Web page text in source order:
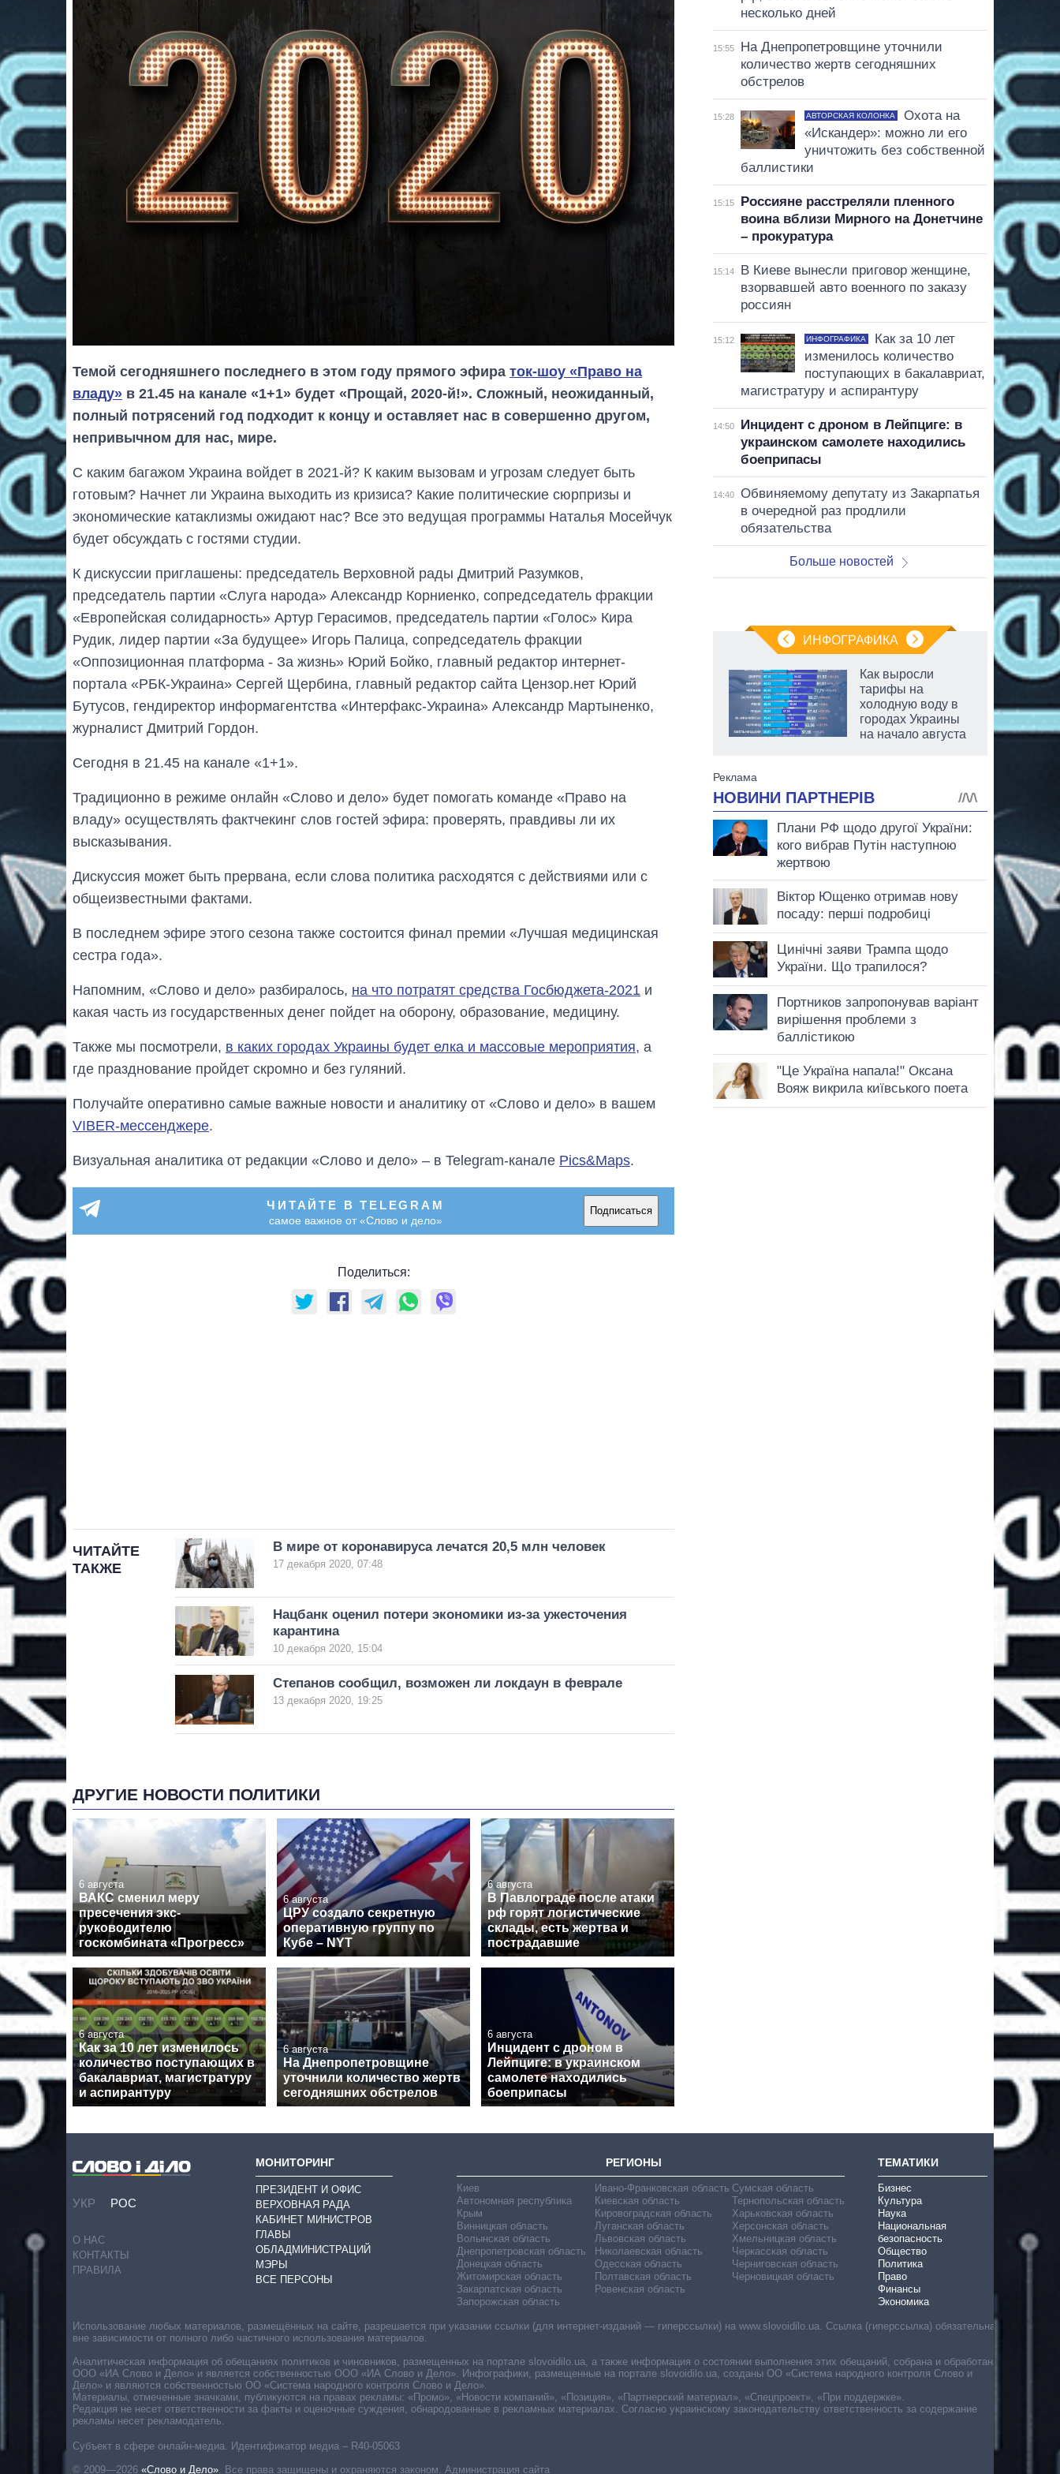
Темой сегодняшнего последнего в этом году прямого эфира ток-шоу «Право на
владу» в 21.45 на канале «1+1» будет «Прощай, 2020-й!». Сложный, неожиданный,
полный потрясений год подходит к концу и оставляет нас в совершенно другом,
непривычном для нас, мире.
С каким багажом Украина войдет в 2021-й? К каким вызовам и угрозам следует быть
готовым? Начнет ли Украина выходить из кризиса? Какие политические сюрпризы и
экономические катаклизмы ожидают нас? Все это ведущая программы Наталья Мосейчук
будет обсуждать с гостями студии.
К дискуссии приглашены: председатель Верховной рады Дмитрий Разумков,
председатель партии «Слуга народа» Александр Корниенко, сопредседатель фракции
«Европейская солидарность» Артур Герасимов, председатель партии «Голос» Кира
Рудик, лидер партии «За будущее» Игорь Палица, сопредседатель фракции
«Оппозиционная платформа - За жизнь» Юрий Бойко, главный редактор интернет-
портала «РБК-Украина» Сергей Щербина, главный редактор сайта Цензор.нет Юрий
Бутусов, гендиректор информагентства «Интерфакс-Украина» Александр Мартыненко,
журналист Дмитрий Гордон.
Сегодня в 21.45 на канале «1+1».
Традиционно в режиме онлайн «Слово и дело» будет помогать команде «Право на
владу» осуществлять фактчекинг слов гостей эфира: проверять, правдивы ли их
высказывания.
Дискуссия может быть прервана, если слова политика расходятся с действиями или с
общеизвестными фактами.
В последнем эфире этого сезона также состоится финал премии «Лучшая медицинская
сестра года».
Напомним, «Слово и дело» разбиралось, на что потратят средства Госбюджета-2021 и
какая часть из государственных денег пойдет на оборону, образование, медицину.
Также мы посмотрели, в каких городах Украины будет елка и массовые мероприятия, а
где празднование пройдет скромно и без гуляний.
Получайте оперативно самые важные новости и аналитику от «Слово и дело» в вашем
VIBER-мессенджере.
Визуальная аналитика от редакции «Слово и дело» – в Telegram-канале Pics&Maps.
ЧИТАЙТЕ В TELEGRAM
самое важное от «Слово и дело»
Подписаться
Поделиться:
ЧИТАЙТЕ
ТАКЖЕ
В мире от коронавируса лечатся 20,5 млн человек
17 декабря 2020, 07:48
Нацбанк оценил потери экономики из-за ужесточения
карантина
10 декабря 2020, 15:04
Степанов сообщил, возможен ли локдаун в феврале
13 декабря 2020, 19:25
ДРУГИЕ НОВОСТИ ПОЛИТИКИ
6 августа
ВАКС сменил меру
пресечения экс-
руководителю
госкомбината «Прогресс»
6 августа
ЦРУ создало секретную
оперативную группу по
Кубе – NYT
6 августа
В Павлограде после атаки
рф горят логистические
склады, есть жертва и
пострадавшие
6 августа
Как за 10 лет изменилось
количество поступающих в
бакалавриат, магистратуру
и аспирантуру
6 августа
На Днепропетровщине
уточнили количество жертв
сегодняшних обстрелов
6 августа
Инцидент с дроном в
Лейпциге: в украинском
самолете находились
боеприпасы
несколько дней
15:55
На Днепропетровщине уточнили
количество жертв сегодняшних
обстрелов
15:28 АВТОРСКАЯ КОЛОНКА
Охота на
«Искандер»: можно ли его
уничтожить без собственной
баллистики
15:15
Россияне расстреляли пленного
воина вблизи Мирного на Донетчине
– прокуратура
15:14
В Киеве вынесли приговор женщине,
взорвавшей авто военного по заказу
россиян
15:12 ИНФОГРАФИКА
Как за 10 лет
изменилось количество
поступающих в бакалавриат,
магистратуру и аспирантуру
14:50
Инцидент с дроном в Лейпциге: в
украинском самолете находились
боеприпасы
14:40
Обвиняемому депутату из Закарпатья
в очередной раз продлили
обязательства
Больше новостей
ИНФОГРАФИКА
Сколько
картофеля
выращивали в
Как выросли
тарифы на
холодную воду в
городах Украины
на начало августа
УКР РОС
О НАС
КОНТАКТЫ
ПРАВИЛА
МОНИТОРИНГ
ПРЕЗИДЕНТ И ОФИС
ВЕРХОВНАЯ РАДА
КАБИНЕТ МИНИСТРОВ
ГЛАВЫ
ОБЛАДМИНИСТРАЦИЙ
МЭРЫ
ВСЕ ПЕРСОНЫ
РЕГИОНЫ
Киев
Автономная республика
Крым
Винницкая область
Волынская область
Днепропетровская область
Донецкая область
Житомирская область
Закарпатская область
Запорожская область
Ивано-Франковская область
Киевская область
Кировоградская область
Луганская область
Львовская область
Николаевская область
Одесская область
Полтавская область
Ровенская область
Сумская область
Тернопольская область
Харьковская область
Херсонская область
Хмельницкая область
Черкасская область
Черниговская область
Черновицкая область
ТЕМАТИКИ
Бизнес
Культура
Наука
Национальная
безопасность
Общество
Политика
Право
Финансы
Экономика
Субъект в сфере онлайн-медиа. Идентификатор медиа – R40-05063
© 2009—2026 «Слово и Дело». Все права защищены и охраняются законом. Администрация сайта
Использование любых материалов, размещённых на сайте, разрешается при указании ссылки (для интернет-изданий — гиперссылки) на www.slovoidilo.ua. Ссылка (гиперссылка) обязательна
вне зависимости от полного либо частичного использования материалов.
Аналитическая информация об обещаниях политиков и чиновников, размещенных на портале slovoidilo.ua, а также информация о состоянии выполнения этих обещаний, собрана и обработана
ООО «ИА Слово и Дело» и является собственностью ООО «ИА Слово и Дело». Инфографики, размещенные на портале slovoidilo.ua, созданы ОО «Система народного контроля Слово и
Дело» и являются собственностью ОО «Система народного контроля Слово и Дело».
Материалы, отмеченные значками, публикуются на правах рекламы: «Промо», «Новости компаний», «Позиция», «Партнерский материал», «Спецпроект», «При поддержке».
Редакция не несет ответственности за факты и оценочные суждения, обнародованные в рекламных материалах. Согласно украинскому законодательству ответственность за содержание
рекламы несет рекламодатель.